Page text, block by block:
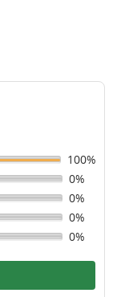
100%
0%
0%
0%
0%